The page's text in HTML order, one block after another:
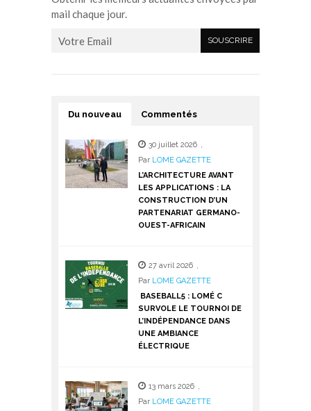
mail chaque jour.
Du nouveau Commentés
30 juillet 2026 ,
Par LOME GAZETTE
L’ARCHITECTURE AVANT
LES APPLICATIONS : LA
CONSTRUCTION D’UN
PARTENARIAT GERMANO-
OUEST-AFRICAIN
27 avril 2026 ,
Par LOME GAZETTE
BASEBALL5 : LOMÉ C
SURVOLE LE TOURNOI DE
L’INDÉPENDANCE DANS
UNE AMBIANCE
ÉLECTRIQUE
13 mars 2026 ,
Par LOME GAZETTE